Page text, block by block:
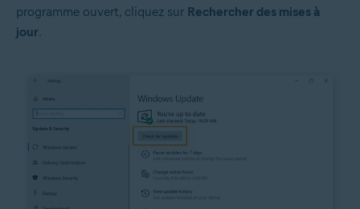
programme ouvert, cliquez sur Rechercher des mises à
jour.